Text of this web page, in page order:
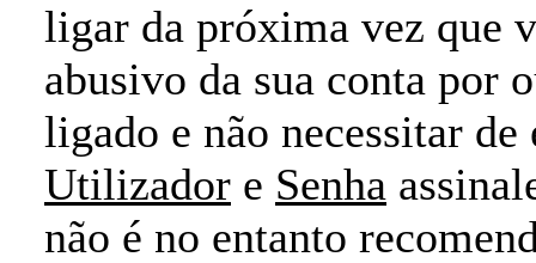
ligar da próxima vez que
abusivo da sua conta por
ligado e não necessitar
Utilizador e Senha
não é no entanto